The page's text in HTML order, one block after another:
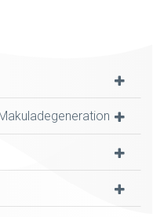
in der Region,
Dienstleistung zur